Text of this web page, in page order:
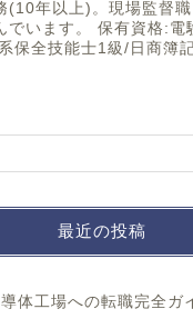
(10年以上)。現場監督
でいます。 保有資格:電
保全技能士1級/日商簿
最近の投稿
導体工場への転職完全ガ